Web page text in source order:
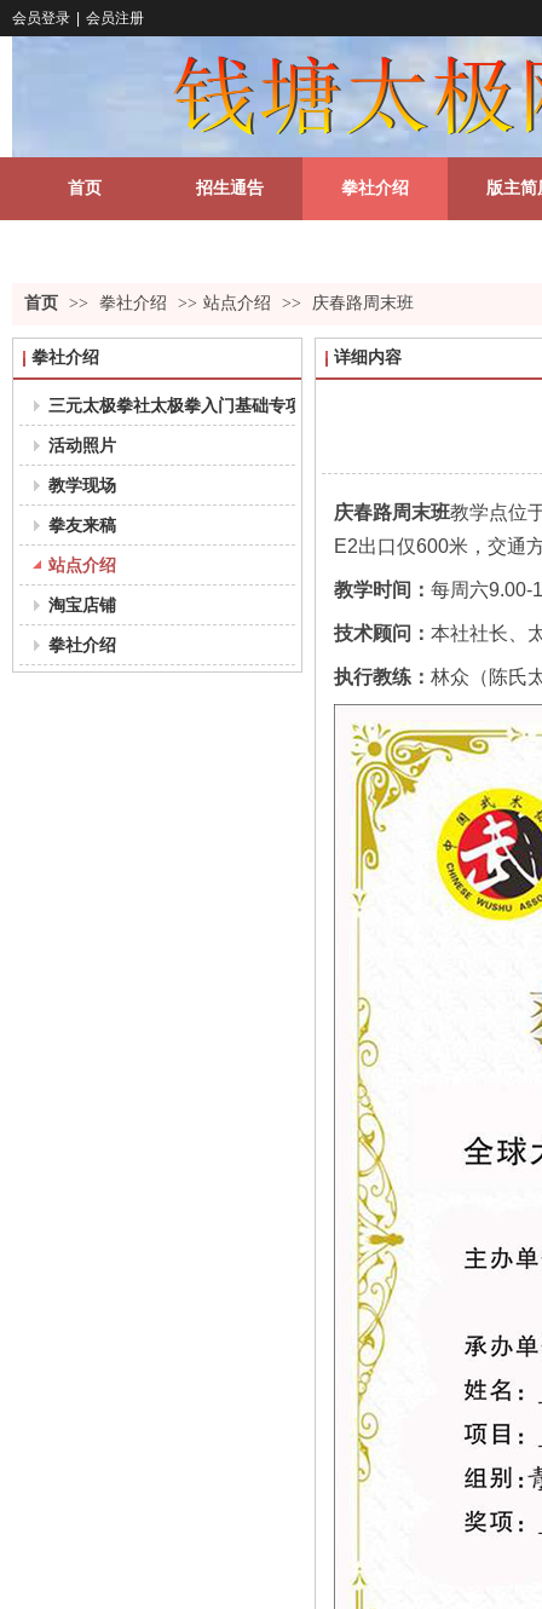
会员登录 会员注册
首页 招生通告 拳社介绍 版主简
首页 >> 拳社介绍 >> 站点介绍 >> 庆春路周末班
拳社介绍
三元太极拳社太极拳入门基础专项课程教学大纲（18-35岁组）
活动照片
教学现场
拳友来稿
站点介绍
淘宝店铺
拳社介绍
详细内容
庆春路周末班教学点位
E2出口仅600米，交通
教学时间： 每周六9.00-
技术顾问： 本社社长、
执行教练： 林众（陈氏